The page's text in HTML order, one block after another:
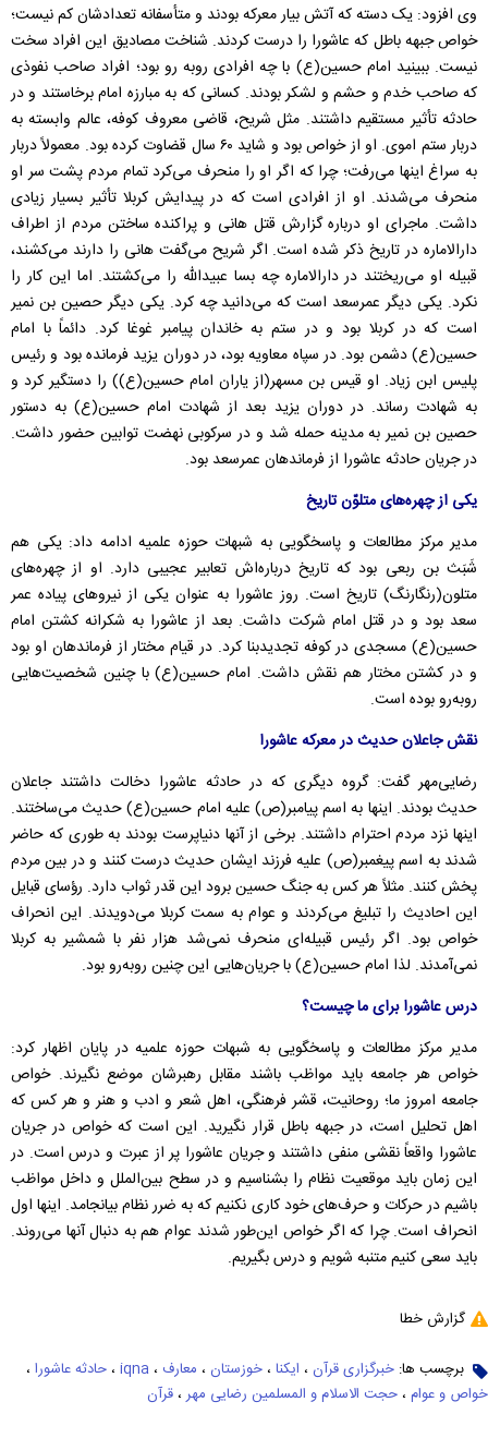
وی افزود: یک دسته که آتش بیار معرکه بودند و متأسفانه تعدادشان کم نیست؛
خواص جبهه باطل که عاشورا را درست کردند. شناخت مصادیق این افراد سخت
نیست. ببینید امام حسین(ع) با چه افرادی روبه رو بود؛ افراد صاحب‌ نفوذی
که صاحب خدم و حشم و لشکر بودند. کسانی که به مبارزه امام برخاستند و در
حادثه تأثیر مستقیم داشتند. مثل شریح، قاضی معروف کوفه، عالم وابسته به
دربار ستم اموی. او از خواص بود و شاید ۶۰ سال قضاوت کرده بود. معمولاً دربار
به سراغ اینها می‌رفت؛ چرا که اگر او را منحرف‌ می‌کرد تمام مردم پشت سر او
منحرف می‌شدند. او از افرادی است که در پیدایش کربلا تأثیر بسیار زیادی
داشت. ماجرای او درباره گزارش قتل هانی و پراکنده ساختن مردم از اطراف
دارالاماره در تاریخ ذکر شده است. اگر شریح می‌گفت هانی را دارند می‌کشند،
قبیله او می‌ریختند در دارالاماره چه بسا عبیدالله را می‌کشتند. اما این کار را
نکرد. یکی دیگر عمرسعد است که می‌دانید چه کرد. یکی دیگر حصین بن نمیر
است که در کربلا بود و در ستم به خاندان پیامبر غوغا کرد. دائماً با امام
حسین(ع) دشمن بود. در سپاه معاویه بود، در دوران یزید فرمانده بود و رئیس
پلیس ابن زیاد. او قیس بن مسهر(از یاران امام حسین(ع)) را دستگیر کرد و
به شهادت رساند. در دوران یزید بعد از شهادت امام حسین(ع) به دستور
حصین بن نمیر به مدینه حمله شد و در سرکوبی نهضت توابین حضور داشت.
در جریان حادثه عاشورا از فرماندهان عمرسعد بود.
یکی از چهره‌های متلوّن تاریخ
مدیر مرکز مطالعات و پاسخگویی به شبهات حوزه علمیه ادامه داد: یکی هم
شَبَث بن ربعی بود که تاریخ درباره‌اش تعابیر عجیبی دارد. او از چهره‌های
متلون(رنگارنگ) تاریخ است. روز عاشورا به عنوان یکی از نیروهای پیاده عمر
سعد بود و در قتل امام شرکت داشت. بعد از عاشورا به شکرانه کشتن امام
حسین(ع) مسجدی در کوفه تجدیدبنا کرد. در قیام مختار از فرماندهان او بود
و در کشتن مختار هم نقش داشت. امام حسین(ع) با چنین شخصیت‌هایی
روبه‌رو بوده است.
نقش جاعلان حدیث در معرکه عاشورا
رضایی‌مهر گفت: گروه دیگری که در حادثه عاشورا دخالت داشتند جاعلان
حدیث بودند. اینها به اسم پیامبر(ص) علیه امام حسین(ع) حدیث می‌ساختند.
اینها نزد مردم احترام داشتند. برخی از آنها دنیاپرست بودند به طوری که حاضر
شدند به اسم پیغمبر(ص) علیه فرزند ایشان حدیث درست کنند و در بین مردم
پخش کنند. مثلاً‌ هر کس به جنگ حسین برود این قدر ثواب دارد. رؤسای قبایل
این احادیث را تبلیغ می‌کردند و عوام به سمت کربلا می‌دویدند. این انحراف
خواص بود. اگر رئیس قبیله‌ای منحرف نمی‌شد هزار نفر با شمشیر به کربلا
نمی‌آمدند. لذا امام حسین(ع) با جریان‌هایی این چنین روبه‌رو بود.
درس عاشورا برای ما چیست؟
مدیر مرکز مطالعات و پاسخگویی به شبهات حوزه علمیه در پایان اظهار کرد:
خواص هر جامعه باید مواظب باشند مقابل رهبرشان موضع نگیرند. خواص
جامعه امروز ما؛ روحانیت، قشر فرهنگی، اهل شعر و ادب و هنر و هر کس که
اهل تحلیل است، در جبهه باطل قرار نگیرید. این است که خواص در جریان
عاشورا واقعاً نقشی منفی داشتند و جریان عاشورا پر از عبرت و درس‌ است. در
این زمان باید موقعیت نظام را بشناسیم و در سطح بین‌الملل و داخل مواظب
باشیم در حرکات و حرف‌های خود کاری نکنیم که به ضرر نظام بیانجامد. اینها اول
انحراف است. چرا که اگر خواص این‌طور شدند عوام هم به دنبال آنها می‌روند.
باید سعی کنیم متنبه شویم و درس بگیریم.
گزارش خطا
برچسب ها: خبرگزاری قرآن ، ایکنا ، خوزستان ، معارف ، iqna ، حادثه عاشورا ،
خواص و عوام ، حجت الاسلام و المسلمین رضایی مهر ، قرآن